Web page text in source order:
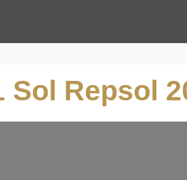
Sol Repsol